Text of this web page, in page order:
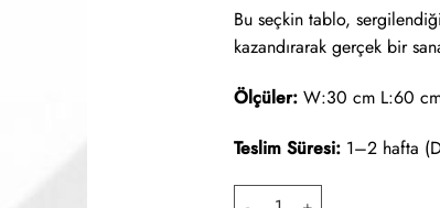
Bu seçkin tablo,
kazandırarak gerçek bir
Ölçüler: W:30 cm L:60
Teslim Süresi: 1–2 hafta
Ametist Tablo adet